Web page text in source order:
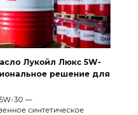
Лукойл Люкс 5W-
решение для
30 —
синтетическое